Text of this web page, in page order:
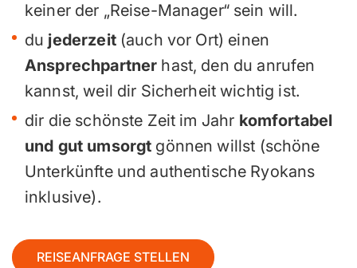
keiner der „Reise-Manager“ sein will.
du jederzeit(auch vor Ort) einen
Ansprechpartner hast, den du anrufen
kannst, weil dir Sicherheit wichtig ist.
dir die schönste Zeit im Jahr komfortabel
und gut umsorgt gönnen willst (schöne
Unterkünfte und authentische Ryokans
inklusive).
REISEANFRAGE STELLEN